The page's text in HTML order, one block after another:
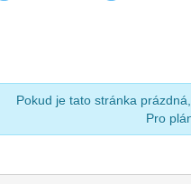
Pokud je tato stránka
Pro